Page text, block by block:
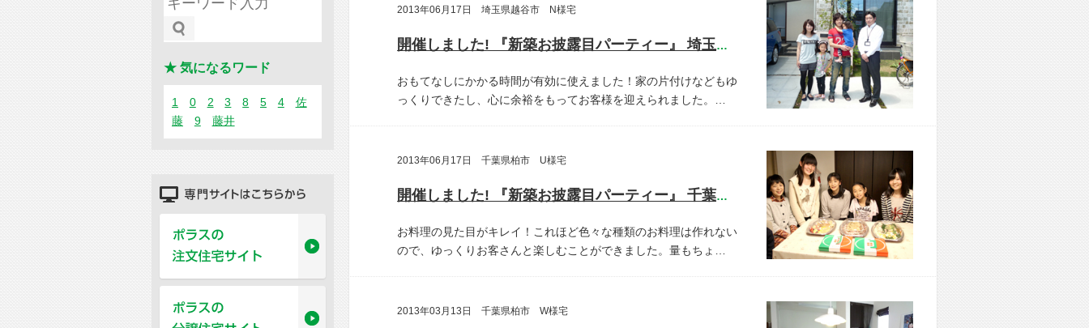
2013年06月17日 埼玉県越谷市 N様宅
開催しました! 『新築お披露目パーティー』 埼玉県越谷市 N様宅
おもてなしにかかる時間が有効に使えました！家の片付けなどもゆ
っくりできたし、心に余裕をもってお客様を迎えられました。…
2013年06月17日 千葉県柏市 U様宅
開催しました! 『新築お披露目パーティー』 千葉県柏市 U様宅
お料理の見た目がキレイ！これほど色々な種類のお料理は作れない
ので、ゆっくりお客さんと楽しむことができました。量もちょ…
2013年03月13日 千葉県柏市 W様宅
★ 気になるワード
1 0 2 3 8 5 4
佐
藤
9 藤井